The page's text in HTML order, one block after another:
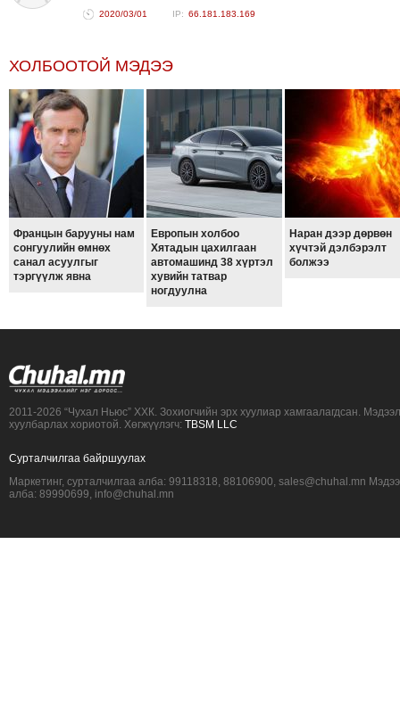
2020/03/01 66.181.183.169
ХОЛБООТОЙ МЭДЭЭ
Францын барууны нам
сонгуулийн өмнөх
санал асуулгыг
тэргүүлж явна
Европын холбоо
Хятадын цахилгаан
автомашинд 38 хүртэл
хувийн татвар
ногдуулна
Наран дээр дөрвөн
хүчтэй дэлбэрэлт
болжээ
2011-2026 “Чухал Ньюс” ХХК. Зохиогчийн эрх хуулиар хамгаалагдсан.
хуулбарлах хориотой. Хөгжүүлэгч: TBSM LLC
Сурталчилгаа байршуулах
Маркетинг, сурталчилгаа алба: 99118318, 88106900, sales@chuhal.mn
алба: 89990699, info@chuhal.mn